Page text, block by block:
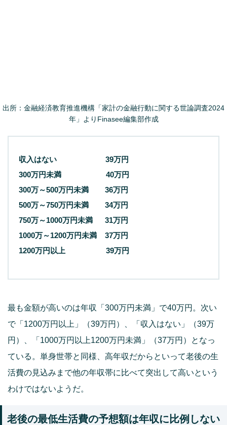
出所：金融経済教育推進機構「家計の金融行動に関する世論調査2024
年」よりFinasee編集部作成
収入はない 39万円
300万円未満 40万円
300万～500万円未満 36万円
500万～750万円未満 34万円
750万～1000万円未満 31万円
1000万～1200万円未満 37万円
1200万円以上 39万円
最も金額が高いのは年収「300万円未満」で40万円。次い
で「1200万円以上」（39万円）、「収入はない」（39万
円）、「1000万円以上1200万円未満」（37万円）となっ
ている。単身世帯と同様、高年収だからといって老後の生
活費の見込みまで他の年収帯に比べて突出して高いという
わけではないようだ。
老後の最低生活費の予想額は年収に比例しない